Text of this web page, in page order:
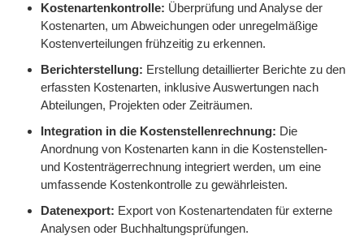
Kostenartenkontrolle: Überprüfung und Analyse der
Kostenarten, um Abweichungen oder unregelmäßige
Kostenverteilungen frühzeitig zu erkennen.
Berichterstellung: Erstellung detaillierter Berichte zu den
erfassten Kostenarten, inklusive Auswertungen nach
Abteilungen, Projekten oder Zeiträumen.
Integration in die Kostenstellenrechnung: Die
Anordnung von Kostenarten kann in die Kostenstellen-
und Kostenträgerrechnung integriert werden, um eine
umfassende Kostenkontrolle zu gewährleisten.
Datenexport: Export von Kostenartendaten für externe
Analysen oder Buchhaltungsprüfungen.